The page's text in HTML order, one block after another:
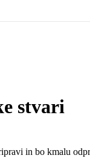
stvari
in ​​bo kmalu